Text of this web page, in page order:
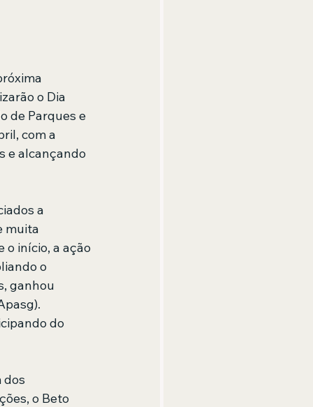
o Dia
de Parques e
com a
e alcançando
a
muita
o início, a ação
o
ganhou
do
dos
o Beto